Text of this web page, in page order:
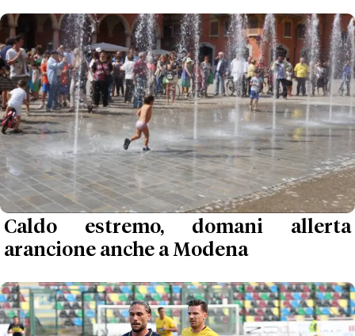
Caldo estremo, domani allerta
arancione anche a Modena